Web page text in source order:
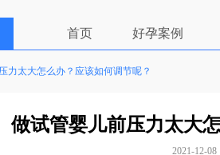
首页 好孕案例
力太大怎么办？应该如何调节呢？
做试管婴儿前压力太大
2021-12-08